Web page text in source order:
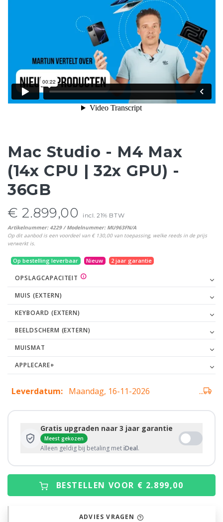
Mac Studio - M4 Max
(14x CPU | 32x GPU) -
36GB
€ 2.899,00 incl. 21% BTW
Artikelnummer: 4229 / Modelnummer: MU963FN/A
Op dit aanbod is een voordeel van € 130,00 van toepassing, welke reeds in de prijs
verwerkt is.
Op bestelling leverbaar Nieuw 2 jaar garantie
OPSLAGCAPACITEIT
MUIS (EXTERN)
KEYBOARD (EXTERN)
BEELDSCHERM (EXTERN)
MUISMAT
APPLECARE+
Leverdatum: Maandag, 16-11-2026 ...
Gratis upgraden naar 3 jaar garantie
Meest gekozen
Alleen geldig bij betaling metiDeal.
BESTELLEN VOOR € 2.899,00
ADVIES VRAGEN